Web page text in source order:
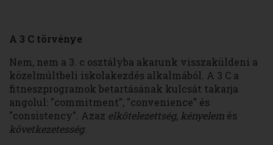
A 3 C törvénye
Nem, nem a 3. c osztályba akarunk visszaküldeni a
közelmúltbeli iskolakezdés alkalmából. A 3 C a
fitneszprogramok betartásának kulcsát takarja
angolul: "commitment", "convenience" és
"consistency". Azaz elkötelezettség, kényelem és
következetesség.